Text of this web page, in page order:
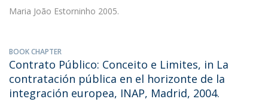
Maria João Estorninho 2005.
BOOK CHAPTER
Contrato Público: Conceito e Limites, in La
contratación pública en el horizonte de la
integración europea, INAP, Madrid, 2004.